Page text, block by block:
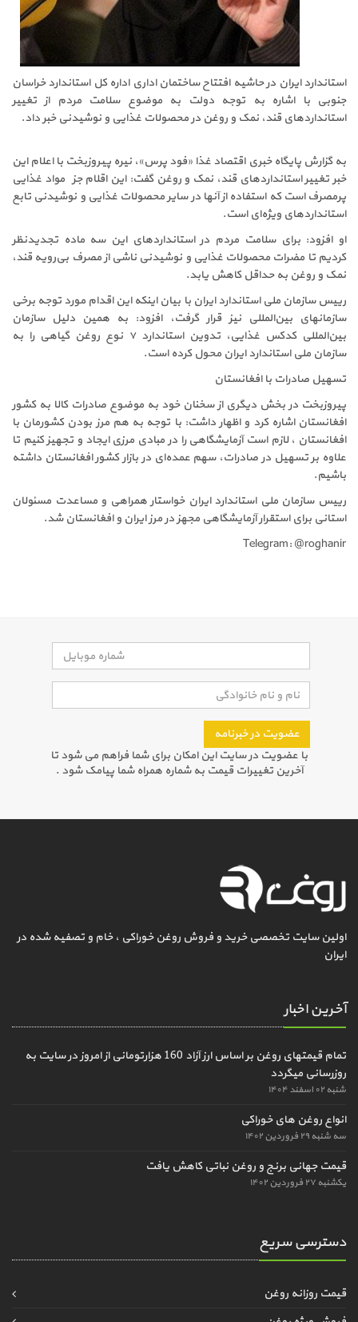
استاندارد ایران در حاشیه افتتاح ساختمان اداری اداره کل استاندارد خراسان
جنوبی با اشاره به توجه دولت به موضوع سلامت مردم از تغییر
استانداردهای قند، نمک و روغن در محصولات غذایی و نوشیدنی خبر داد.
به گزارش پایگاه خبری اقتصاد غذا «فود پرس»، نیره پیروزبخت با اعلام این
خبر تغییر استانداردهای قند، نمک و روغن گفت: این اقلام جزء مواد غذایی
پرمصرف است که استفاده از آنها در سایر محصولات غذایی و نوشیدنی تابع
استانداردهای ویژه‌ای است.
او افزود: برای سلامت مردم در استانداردهای این سه ماده تجدیدنظر
کردیم تا مضرات محصولات غذایی و نوشیدنی ناشی از مصرف بی‌رویه قند،
نمک و روغن به حداقل کاهش یابد.
رییس سازمان ملی استاندارد ایران با بیان اینکه این اقدام مورد توجه برخی
سازمانهای بین‌المللی نیز قرار گرفت، افزود: به همین دلیل سازمان
بین‌المللی کدکس غذایی، تدوین استاندارد ۷ نوع روغن گیاهی را به
سازمان ملی استاندارد ایران محول کرده است.
تسهیل صادرات با افغانستان
پیروزبخت در بخش دیگری از سخنان خود به موضوع صادرات کالا به کشور
افغانستان اشاره کرد و اظهار داشت: با توجه به هم مرز بودن کشورمان با
افغانستان ، لازم است آزمایشگاهی را در مبادی مرزی ایجاد و تجهیز کنیم تا
علاوه بر تسهیل در صادرات، سهم عمده‌ای در بازار کشور افغانستان داشته
باشیم.
رییس سازمان ملی استاندارد ایران خواستار همراهی و مساعدت مسئولان
استانی برای استقرار آزمایشگاهی مجهز در مرز ایران و افغانستان شد.
Telegram: @roghanir
عضویت در خبرنامه
با عضویت در سایت این امکان برای شما فراهم می شود تا
آخرین تغییرات قیمت به شماره همراه شما پیامک شود .
اولین سایت تخصصی خرید و فروش روغن خوراکی ، خام و تصفیه شده در
ایران
آخرین اخبار
تمام قیمتهای روغن بر اساس ارز آزاد 160 هزارتومانی از امروز در سایت به
روزرسانی میگردد
شنبه ۰۲ اسفند ۱۴۰۴
انواع روغن های خوراکی
سه شنبه ۲۹ فروردین ۱۴۰۲
قیمت جهانی برنج و روغن نباتی کاهش یافت
یکشنبه ۲۷ فروردین ۱۴۰۲
دسترسی سریع
قیمت روزانه روغن